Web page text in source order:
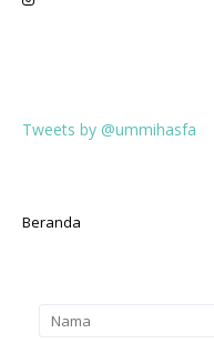
Tweets by @ummihasfa
Beranda